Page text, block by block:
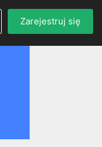
Zarejestruj się